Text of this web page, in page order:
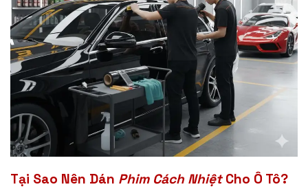
Tại Sao Nên Dán Phim Cách NhiệtCho Ô Tô?